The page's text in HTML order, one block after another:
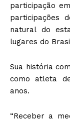
participação
participações
natural do
lugares do
Sua história
como atleta
anos.
“Receber a